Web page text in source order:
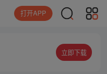
打开APP
立即下载